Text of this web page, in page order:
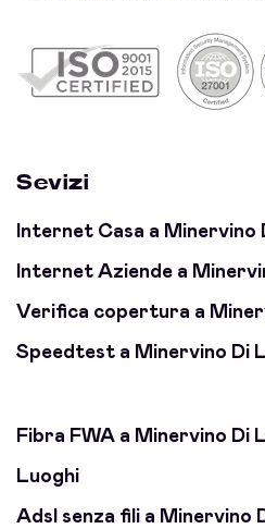
Sevizi
Internet Casa a Minervino
Internet Aziende a
Verifica copertura a
Speedtest a Minervino Di
Fibra FWA a Minervino Di
Luoghi
Adsl senza fili a Minervino